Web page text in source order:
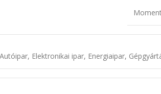
Autóipar, Elektronikai ipar, Energiaipar,